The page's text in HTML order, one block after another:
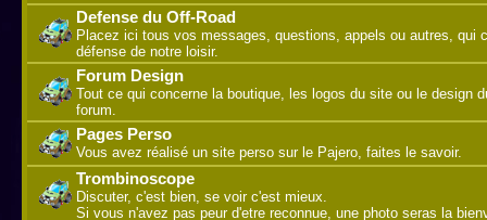
Defense du Off-Road
Placez ici tous vos messages, questions, appels ou autres, qui
défense de notre loisir.
Forum Design
Tout ce qui concerne la boutique, les logos du site ou le design
forum.
Pages Perso
Vous avez réalisé un site perso sur le Pajero, faites le savoir.
Trombinoscope
Discuter, c'est bien, se voir c'est mieux.
Si vous n'avez pas peur d'etre reconnue, une photo seras la